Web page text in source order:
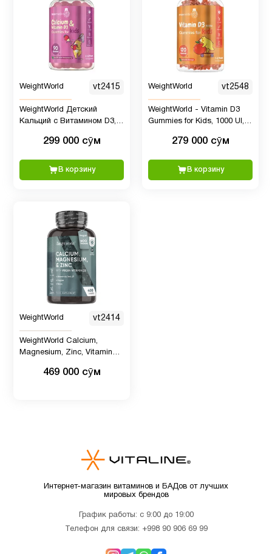
мультивитамины
Детям 6
Для
младенцев
1
Для
1
Женщинам
Здоровый
1
Иммунитет 7
Инозитол 1
WeightWorld vt2415
WeightWorld Детский
Кальций с Витамином D3,
299 000 сӯм
В корзину
WeightWorld vt2548
WeightWorld - Vitamin D3
Gummies for Kids, 1000 UI,
279 000 сӯм
В корзину
WeightWorld vt2414
WeightWorld Calcium,
Magnesium, Zinc, Vitamin
469 000 сӯм
Интернет-магазин витаминов и БАДов от лучших
мировых брендов
График работы: с 9:00 до 19:00
Телефон для связи: +998 90 906 69 99